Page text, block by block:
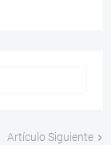
Artículo Siguiente